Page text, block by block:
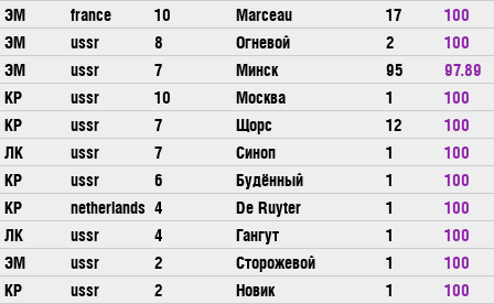
ЭМ
france 10 Marceau 17
100
ЭМ
ussr 8 Огневой 2
100
ЭМ
ussr 7 Минск 95
97.89
КР
ussr 10 Москва 1
100
КР
ussr 7 Щорс 12
100
ЛК
ussr 7 Синоп 1
100
КР
ussr 6 Будённый 1
100
КР
netherlands 4 De Ruyter 1
100
ЛК
ussr 4 Гангут 1
100
ЭМ
ussr 2 Сторожевой 1
100
КР
ussr 2 Новик 1
100